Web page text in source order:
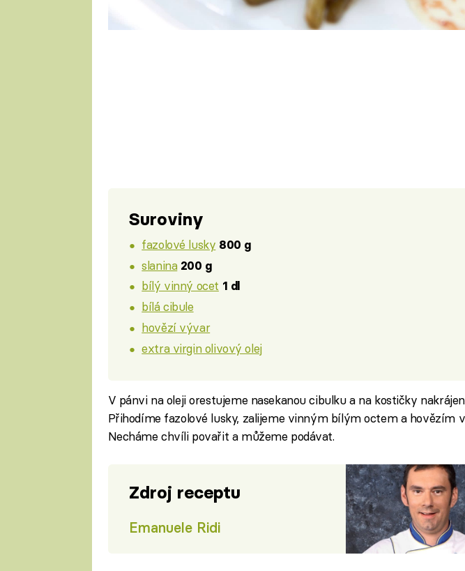
Suroviny
fazolové lusky 800 g
slanina 200 g
bílý vinný ocet 1 dl
bílá cibule
hovězí vývar
extra virgin olivový olej
V pánvi na oleji orestujeme nasekanou cibulku a na kostičky
Přihodíme fazolové lusky, zalijeme vinným bílým octem a hovězím
Necháme chvíli povařit a můžeme podávat.
Zdroj receptu
Emanuele Ridi